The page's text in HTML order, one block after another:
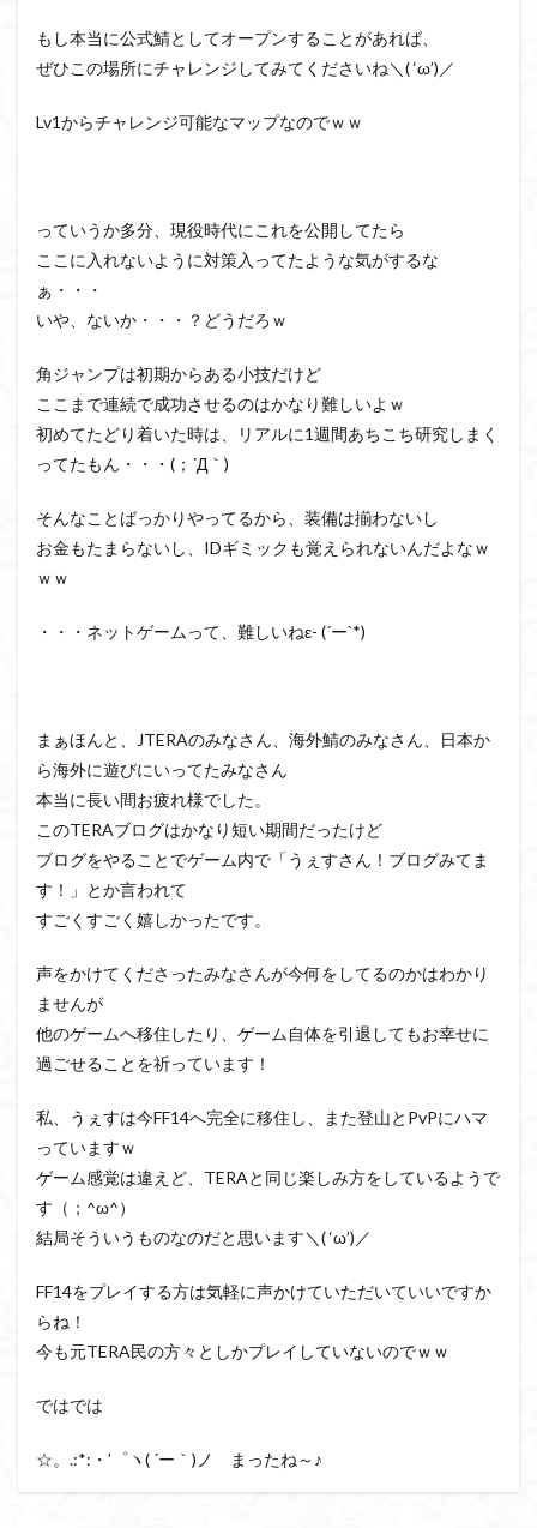
もし本当に公式鯖としてオープンすることがあれば、
ぜひこの場所にチャレンジしてみてくださいね＼( ‘ω’)／
Lv1からチャレンジ可能なマップなのでｗｗ
っていうか多分、現役時代にこれを公開してたら
ここに入れないように対策入ってたような気がするな
ぁ・・・
いや、ないか・・・？どうだろｗ
角ジャンプは初期からある小技だけど
ここまで連続で成功させるのはかなり難しいよｗ
初めてたどり着いた時は、リアルに1週間あちこち研究しまく
ってたもん・・・(；´Д｀)
そんなことばっかりやってるから、装備は揃わないし
お金もたまらないし、IDギミックも覚えられないんだよなｗ
ｗｗ
・・・ネットゲームって、難しいねε- (´ー`*)
まぁほんと、JTERAのみなさん、海外鯖のみなさん、日本か
ら海外に遊びにいってたみなさん
本当に長い間お疲れ様でした。
このTERAブログはかなり短い期間だったけど
ブログをやることでゲーム内で「うぇすさん！ブログみてま
す！」とか言われて
すごくすごく嬉しかったです。
声をかけてくださったみなさんが今何をしてるのかはわかり
ませんが
他のゲームへ移住したり、ゲーム自体を引退してもお幸せに
過ごせることを祈っています！
私、うぇすは今FF14へ完全に移住し、また登山とPvPにハマ
っていますｗ
ゲーム感覚は違えど、TERAと同じ楽しみ方をしているようで
す（；^ω^）
結局そういうものなのだと思います＼( ‘ω’)／
FF14をプレイする方は気軽に声かけていただいていいですか
らね！
今も元TERA民の方々としかプレイしていないのでｗｗ
ではでは
☆。.:*:・’゜ヽ( ´ー｀)ノ まったね～♪